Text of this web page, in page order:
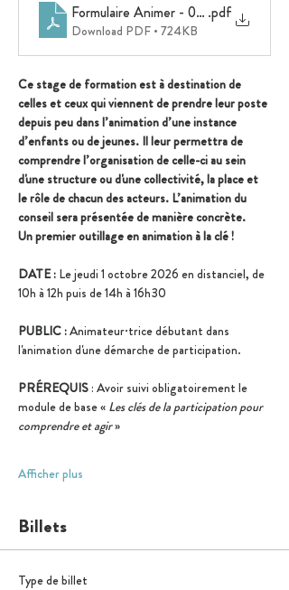
Formulaire Animer - 01-10-26
.pdf
Download PDF • 724KB
Ce stage de formation est à destination de
celles et ceux qui viennent de prendre leur poste
depuis peu dans l’animation d’une instance
d’enfants ou de jeunes. Il leur permettra de
comprendre l’organisation de celle-ci au sein
d'une structure ou d'une collectivité, la place et
le rôle de chacun des acteurs. L’animation du
conseil sera présentée de manière concrète.
Un premier outillage en animation à la clé !
DATE : Le jeudi 1 octobre 2026 en distanciel, de
10h à 12h puis de 14h à 16h30
PUBLIC : Animateur·trice débutant dans
l'animation d'une démarche de participation.
PRÉREQUIS : Avoir suivi obligatoirement le
module de base « Les clés de la participation pour
comprendre et agir »
Afficher plus
Billets
Type de billet